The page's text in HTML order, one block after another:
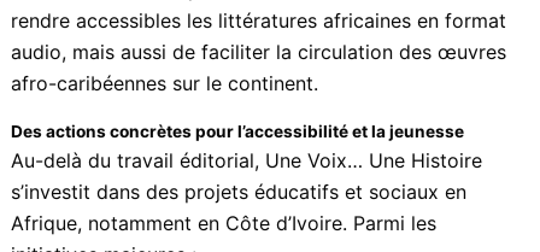
rendre accessibles les littératures africaines en format
audio, mais aussi de faciliter la circulation des œuvres
afro-caribéennes sur le continent.
Des actions concrètes pour l’accessibilité et la jeunesse
Au-delà du travail éditorial, Une Voix… Une Histoire
s’investit dans des projets éducatifs et sociaux en
Afrique, notamment en Côte d’Ivoire. Parmi les